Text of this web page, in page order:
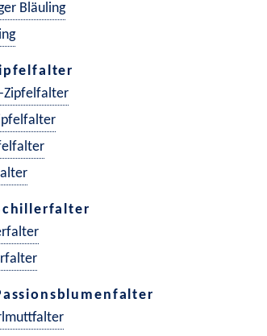
Bläuling
Zipfelfalter